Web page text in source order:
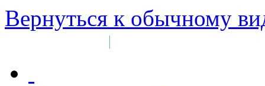
Вернуться к обычному
|